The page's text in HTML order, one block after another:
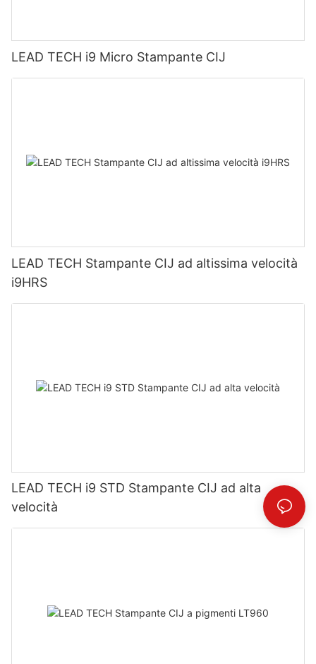
LEAD TECH i9 Micro Stampante CIJ
LEAD TECH Stampante CIJ ad altissima velocità
i9HRS
LEAD TECH i9 STD Stampante CIJ ad alta
velocità